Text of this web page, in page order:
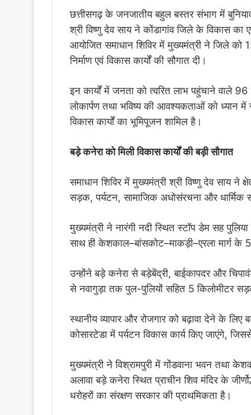
छत्तीसगढ़ के जनजातीय बहुल बस्तर संभाग में
श्री विष्णु देव साय ने कोंडागांव जिले के विकास का
आयोजित समाधान शिविर में मुख्यमंत्री ने जिले
निर्माण एवं विकास कार्यों की सौगात दी।
इन कार्यों में जनता को त्वरित लाभ पहुंचाने वाले
लोकार्पण तथा भविष्य की आवश्यकताओं को
विकास कार्यों का भूमिपूजन शामिल है।
बड़े कनेरा को मिली विकास कार्यों की बड़ी सौगात
समाधान शिविर में मुख्यमंत्री श्री विष्णु देव साय
सड़क, पर्यटन, सामाजिक अधोसंरचना और धार्मिक
मुख्यमंत्री ने नारंगी नदी स्थित स्टॉप डेम सह
साथ ही केशकाल–बांसकोट–माकड़ी–एरला मार्ग के
उन्होंने बड़े कनेरा से बड़ेबेंद्री, बाईकापदर और
से नवागुड़ा तक पुल-पुलियों सहित 5 किलोमीटर सड़क
स्थानीय व्यापार और रोजगार को बढ़ावा देने के लिए
कोसारटेडा में पर्यटन विकास कार्य किए जाएंगे,
मुख्यमंत्री ने विश्रामपुरी में गोंडवाना भवन तथा
अलावा बड़े कनेरा स्थित प्राचीन शिव मंदिर के
धरोहरों का संरक्षण सरकार की प्राथमिकता है।